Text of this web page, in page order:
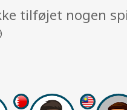
tilføjet nogen